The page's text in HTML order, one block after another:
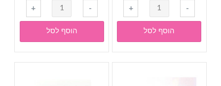
-
כמות
של
חוט
רקמה
מטלי
PAPILLON
+
הוסף לסל
-
כמות
של
חוט
רקמה
מטלי
PAPILLON
+
הוסף לסל